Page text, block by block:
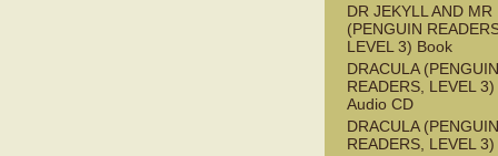
DR JEKYLL AND MR
(PENGUIN
LEVEL 3) Book
DRACULA (PENGUIN
READERS, LEVEL
Audio CD
DRACULA (PENGUIN
READERS, LEVEL